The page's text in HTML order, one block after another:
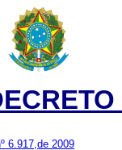
6.917,de 2009